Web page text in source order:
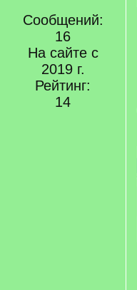
Сообщений:
16
На сайте с
2019 г.
Рейтинг:
14